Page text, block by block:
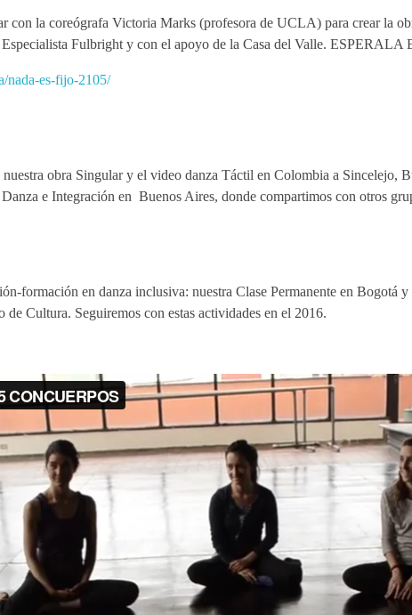
con la coreógrafa Victoria Marks (profesora de UCLA) para crear la
Fulbright y con el apoyo de la Casa del Valle. ESPERALA
nada-es-fijo-2105/
obra Singular y el video danza Táctil en Colombia a Sincelejo,
e Integración en Buenos Aires, donde compartimos con otros
formación en danza inclusiva: nuestra Clase Permanente en Bogotá
Cultura. Seguiremos con estas actividades en el 2016.